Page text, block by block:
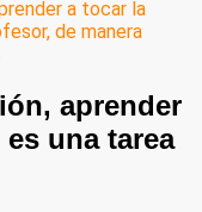
aprender
una tarea